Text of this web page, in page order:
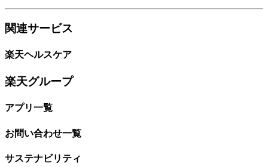
関連サービス
楽天ヘルスケア
楽天グループ
アプリ一覧
お問い合わせ一覧
サステナビリティ